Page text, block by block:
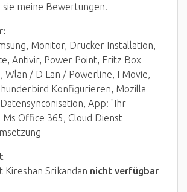
sie meine Bewertungen.
Monitor, Drucker Installation,
Antivir, Power Point, Fritz Box
Wlan / D Lan / Powerline, I Movie,
Konfigurieren, Mozilla
App: "Ihr
Office 365, Cloud Dienst
Kireshan Srikandan nicht verfügbar